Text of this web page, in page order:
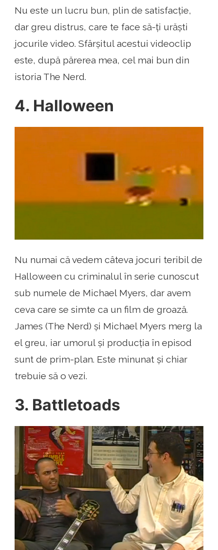
Nu este un lucru bun, plin de satisfacție,
dar greu distrus, care te face să-ți urăști
jocurile video. Sfârșitul acestui videoclip
este, după părerea mea, cel mai bun din
istoria The Nerd.
4. Halloween
Nu numai că vedem câteva jocuri teribil de
Halloween cu criminalul în serie cunoscut
sub numele de Michael Myers, dar avem
ceva care se simte ca un film de groază.
James (The Nerd) și Michael Myers merg la
el greu, iar umorul și producția în episod
sunt de prim-plan. Este minunat și chiar
trebuie să o vezi.
3. Battletoads